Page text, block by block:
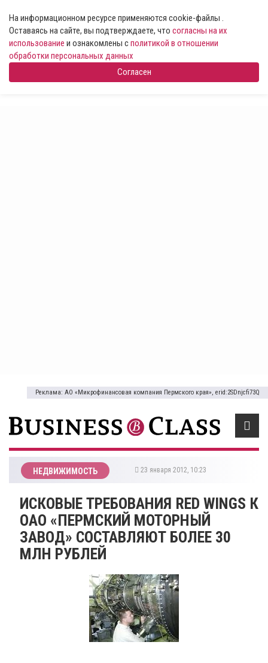
На информационном ресурсе применяются cookie-файлы .
Оставаясь на сайте, вы подтверждаете, что согласны на их
использование и ознакомлены сполитикой в отношении
обработки персональных данных
Согласен
Реклама: АО «Микрофинансовая компания Пермского края», erid:2SDnjcfi73Q
НЕДВИЖИМОСТЬ 23 января 2012, 10:23
ИСКОВЫЕ ТРЕБОВАНИЯ RED WINGS К
ОАО «ПЕРМСКИЙ МОТОРНЫЙ
ЗАВОД» СОСТАВЛЯЮТ БОЛЕЕ 30
МЛН РУБЛЕЙ